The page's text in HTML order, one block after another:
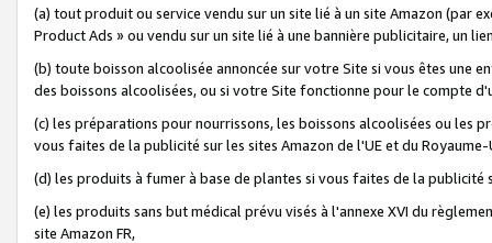
(a) tout produit ou service vendu sur un site lié à un site Amazon (par
Product Ads » ou vendu sur un site lié à une bannière publicitaire, un
(b) toute boisson alcoolisée annoncée sur votre Site si vous êtes une
des boissons alcoolisées, ou si votre Site fonctionne pour le compte
(c) les préparations pour nourrissons, les boissons alcoolisées ou les
vous faites de la publicité sur les sites Amazon de l'UE et du Royaume-
(d) les produits à fumer à base de plantes si vous faites de la publicité
(e) les produits sans but médical prévu visés à l'annexe XVI du
site Amazon FR,